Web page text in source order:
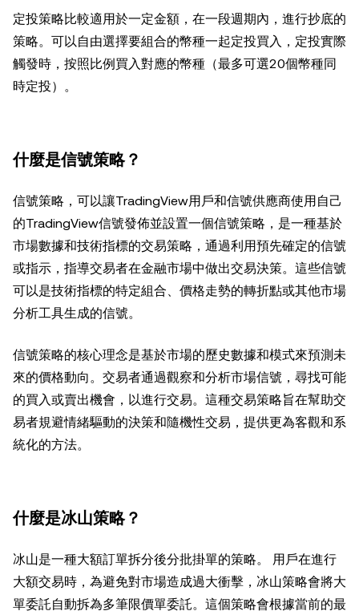
定投策略比較適用於一定金額，在一段週期內，進行抄底的
策略。可以自由選擇要組合的幣種一起定投買入，定投實際
觸發時，按照比例買入對應的幣種（最多可選20個幣種同
時定投）。
什麼是信號策略？
信號策略，可以讓TradingView用戶和信號供應商使用自己
的TradingView信號發佈並設置一個信號策略，是一種基於
市場數據和技術指標的交易策略，通過利用預先確定的信號
或指示，指導交易者在金融市場中做出交易決策。這些信號
可以是技術指標的特定組合、價格走勢的轉折點或其他市場
分析工具生成的信號。
信號策略的核心理念是基於市場的歷史數據和模式來預測未
來的價格動向。交易者通過觀察和分析市場信號，尋找可能
的買入或賣出機會，以進行交易。這種交易策略旨在幫助交
易者規避情緒驅動的決策和隨機性交易，提供更為客觀和系
統化的方法。
什麼是冰山策略？
冰山是一種大額訂單拆分後分批掛單的策略。 用戶在進行
大額交易時，為避免對市場造成過大衝擊，冰山策略會將大
單委託自動拆為多筆限價單委託。這個策略會根據當前的最